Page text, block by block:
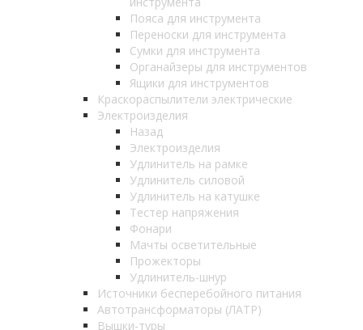
Пояса для инструмента
Переноски для инструмента
Сумки для инструмента
Органайзеры для инструментов
Ящики для инструментов
Краскораспылители электрические
Электроизделия
Назад
Электроизделия
Удлинитель на рамке
Удлинитель силовой
Удлинитель на катушке
Тестер напряжения
Фонари
Мачты осветительные
Прожекторы
Удлинитель-шнур
Источники бесперебойного питания
Автотрансформаторы (ЛАТР)
Вышки-туры